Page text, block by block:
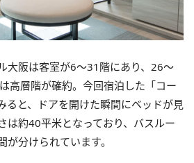
大阪は客室が6〜31階にあり、26～
高層階が確約。今回宿泊した「コー
ると、ドアを開けた瞬間にベッドが見
約40平米となっており、バスルー
分けられています。